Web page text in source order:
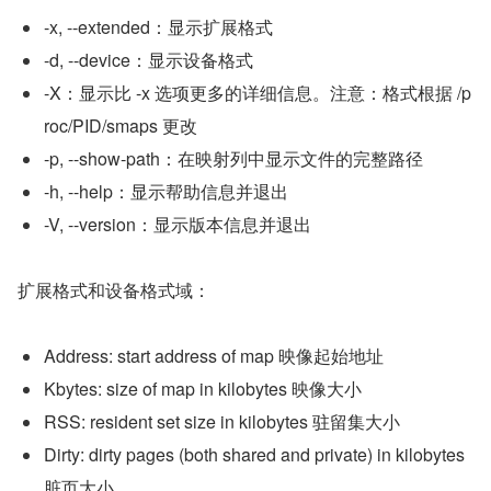
-x, --extended：显示扩展格式
-d, --device：显示设备格式
-X：显示比 -x 选项更多的详细信息。注意：格式根据 /p
roc/PID/smaps 更改
-p, --show-path：在映射列中显示文件的完整路径
-h, --help：显示帮助信息并退出
-V, --version：显示版本信息并退出
扩展格式和设备格式域：
Address: start address of map 映像起始地址
Kbytes: size of map in kilobytes 映像大小
RSS: resident set size in kilobytes 驻留集大小
Dirty: dirty pages (both shared and private) in kilobytes